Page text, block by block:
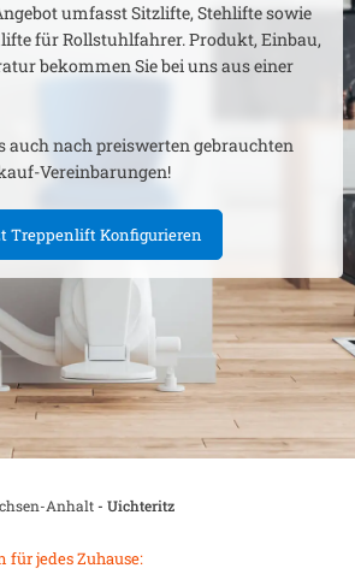
umfasst Sitzlifte, Stehlifte sowie
für Rollstuhlfahrer. Produkt, Einbau,
bekommen Sie bei uns aus einer
auch nach preiswerten gebrauchten
Vereinbarungen!
Treppenlift Konfigurieren
Anhalt- Uichteritz
jedes Zuhause: